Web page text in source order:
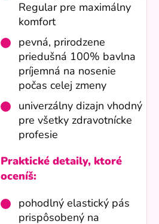
Regular pre maximálny
komfort
pevná, prirodzene
priedušná 100% bavlna
príjemná na nosenie
počas celej zmeny
univerzálny dizajn vhodný
pre všetky zdravotnícke
profesie
Praktické detaily, ktoré
oceníš:
pohodlný elastický pás
prispôsobený na